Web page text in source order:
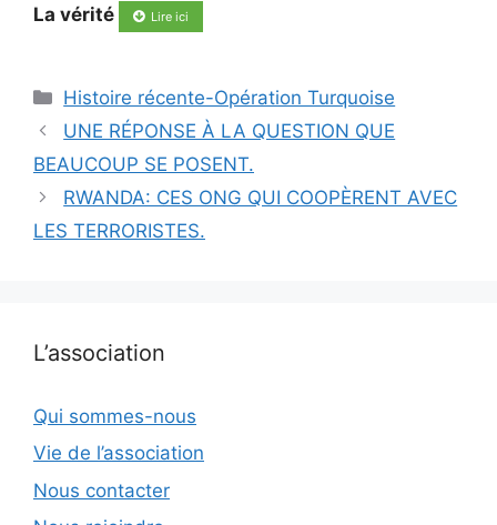
La vérité Lire ici
Catégories
Histoire récente-Opération Turquoise
UNE RÉPONSE À LA QUESTION QUE
BEAUCOUP SE POSENT.
RWANDA: CES ONG QUI COOPÈRENT AVEC
LES TERRORISTES.
L’association
Qui sommes-nous
Vie de l’association
Nous contacter